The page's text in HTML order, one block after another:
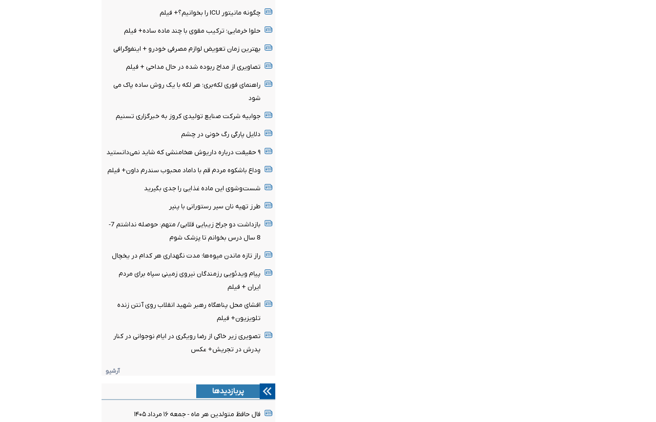
چگونه مانیتور ICU را بخوانیم؟+ فیلم
حلوا خرمایی؛ ترکیب مقوی با چند ماده ساده+ فیلم
بهترین زمان تعویض لوازم مصرفی خودرو + اینفوگرافی
تصاویری از مداح ربوده شده در حال مداحی + فیلم
راهنمای فوری لکه‌بری؛ هر لکه با یک روش ساده پاک می
شود
جوابیه شرکت صنایع تولیدی کروز به خبرگزاری تسنیم
دلایل پارگی رگ خونی در چشم
۹ حقیقت درباره داریوش هخامنشی که شاید نمی‌دانستید
وداع باشکوه مردم قم با داماد محبوب سندرم داون+ فیلم
شست‌وشوی این ماده غذایی را جدی بگیرید
طرز تهیه نان سیر رستورانی با پنیر
بازداشت دو جراح زیبایی قلابی/ متهم: حوصله نداشتم 7-
8 سال درس بخوانم تا پزشک شوم
راز تازه ماندن میوه‌ها؛ مدت نگهداری هر کدام در یخچال
پیام ویدئویی رزمندگان نیروی زمینی سپاه برای مردم
ایران + فیلم
افشای محل پناهگاه‌ رهبر شهید انقلاب روی آنتن زنده
تلویزیون+ فیلم
تصویری زیر خاکی از رضا رویگری در ایام نوجوانی در کنار
پدرش در تجریش+ عکس
آرشیو
پربازدیدها
فال حافظ متولدین هر ماه - جمعه ۱۶ مرداد ۱۴۰۵